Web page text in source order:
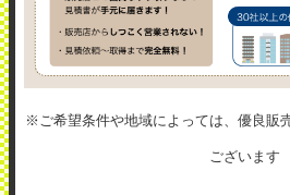
※ご希望条件や地域によっては、優良販
ございます